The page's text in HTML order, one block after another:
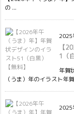
の ...
2025
【
1（
年賀
（うま）年のイラスト年
2025